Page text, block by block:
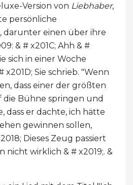
Version von Liebhaber,
persönliche
darunter einen über ihre
& # x201C; Ahh & #
sich in einer Woche
Sie schrieb. "Wenn
dass einer der größten
die Bühne springen und
dass er dachte, ich hätte
gewinnen sollen,
Dieses Zeug passiert
nicht wirklich & # x2019;. &